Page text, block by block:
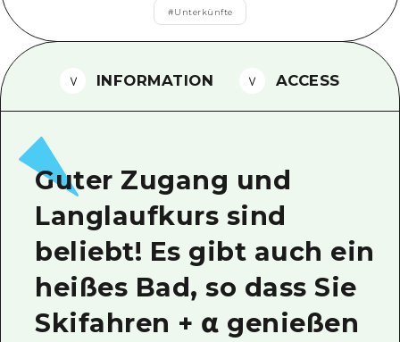
Ein freiwilliger Führer
Transportinformationen bei
#Unterkünfte
INFORMATION ACCESS
Guter Zugang und
Langlaufkurs sind
beliebt! Es gibt auch ein
heißes Bad, so dass Sie
Skifahren + α genießen